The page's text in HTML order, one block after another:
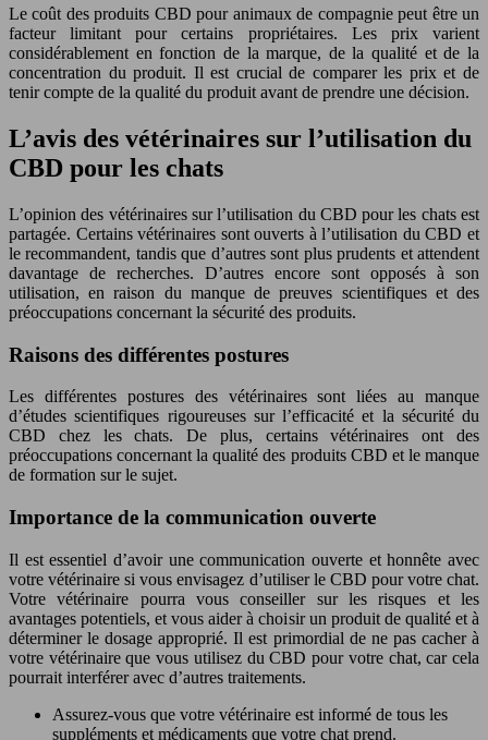
Le coût des produits CBD pour animaux de compagnie peut être un
facteur limitant pour certains propriétaires. Les prix varient
considérablement en fonction de la marque, de la qualité et de la
concentration du produit. Il est crucial de comparer les prix et de
tenir compte de la qualité du produit avant de prendre une décision.
L’avis des vétérinaires sur l’utilisation du
CBD pour les chats
L’opinion des vétérinaires sur l’utilisation du CBD pour les chats est
partagée. Certains vétérinaires sont ouverts à l’utilisation du CBD et
le recommandent, tandis que d’autres sont plus prudents et attendent
davantage de recherches. D’autres encore sont opposés à son
utilisation, en raison du manque de preuves scientifiques et des
préoccupations concernant la sécurité des produits.
Raisons des différentes postures
Les différentes postures des vétérinaires sont liées au manque
d’études scientifiques rigoureuses sur l’efficacité et la sécurité du
CBD chez les chats. De plus, certains vétérinaires ont des
préoccupations concernant la qualité des produits CBD et le manque
de formation sur le sujet.
Importance de la communication ouverte
Il est essentiel d’avoir une communication ouverte et honnête avec
votre vétérinaire si vous envisagez d’utiliser le CBD pour votre chat.
Votre vétérinaire pourra vous conseiller sur les risques et les
avantages potentiels, et vous aider à choisir un produit de qualité et à
déterminer le dosage approprié. Il est primordial de ne pas cacher à
votre vétérinaire que vous utilisez du CBD pour votre chat, car cela
pourrait interférer avec d’autres traitements.
Assurez-vous que votre vétérinaire est informé de tous les
suppléments et médicaments que votre chat prend.